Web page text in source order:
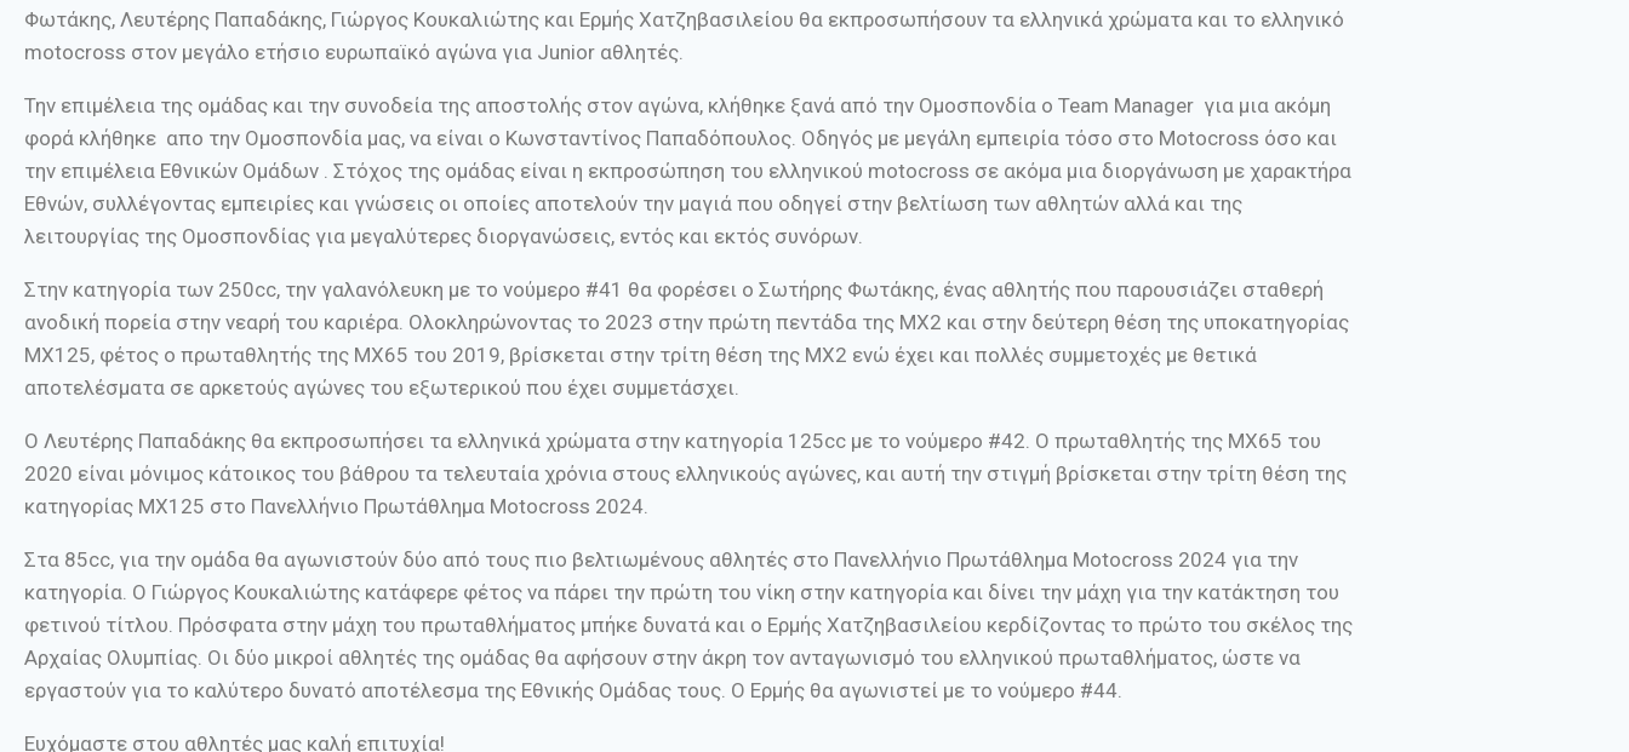
Φωτάκης, Λευτέρης Παπαδάκης, Γιώργος Κουκαλιώτης και Ερμής Χατζηβασιλείου θα εκπροσωπήσουν τα ελληνικά χρώματα και το ελληνικό
motocross στον μεγάλο ετήσιο ευρωπαϊκό αγώνα για Junior αθλητές.
Την επιμέλεια της ομάδας και την συνοδεία της αποστολής στον αγώνα, κλήθηκε ξανά από την Ομοσπονδία ο Team Manager για μια ακόμη
φορά κλήθηκε απο την Ομοσπονδία μας, να είναι ο Κωνσταντίνος Παπαδόπουλος. Οδηγός με μεγάλη εμπειρία τόσο στο Motocross όσο και
την επιμέλεια Εθνικών Ομάδων . Στόχος της ομάδας είναι η εκπροσώπηση του ελληνικού motocross σε ακόμα μια διοργάνωση με χαρακτήρα
Εθνών, συλλέγοντας εμπειρίες και γνώσεις οι οποίες αποτελούν την μαγιά που οδηγεί στην βελτίωση των αθλητών αλλά και της
λειτουργίας της Ομοσπονδίας για μεγαλύτερες διοργανώσεις, εντός και εκτός συνόρων.
Στην κατηγορία των 250cc, την γαλανόλευκη με το νούμερο #41 θα φορέσει ο Σωτήρης Φωτάκης, ένας αθλητής που παρουσιάζει σταθερή
ανοδική πορεία στην νεαρή του καριέρα. Ολοκληρώνοντας το 2023 στην πρώτη πεντάδα της ΜΧ2 και στην δεύτερη θέση της υποκατηγορίας
ΜΧ125, φέτος ο πρωταθλητής της ΜΧ65 του 2019, βρίσκεται στην τρίτη θέση της ΜΧ2 ενώ έχει και πολλές συμμετοχές με θετικά
αποτελέσματα σε αρκετούς αγώνες του εξωτερικού που έχει συμμετάσχει.
Ο Λευτέρης Παπαδάκης θα εκπροσωπήσει τα ελληνικά χρώματα στην κατηγορία 125cc με το νούμερο #42. Ο πρωταθλητής της ΜΧ65 του
2020 είναι μόνιμος κάτοικος του βάθρου τα τελευταία χρόνια στους ελληνικούς αγώνες, και αυτή την στιγμή βρίσκεται στην τρίτη θέση της
κατηγορίας ΜΧ125 στο Πανελλήνιο Πρωτάθλημα Motocross 2024.
Στα 85cc, για την ομάδα θα αγωνιστούν δύο από τους πιο βελτιωμένους αθλητές στο Πανελλήνιο Πρωτάθλημα Motocross 2024 για την
κατηγορία. Ο Γιώργος Κουκαλιώτης κατάφερε φέτος να πάρει την πρώτη του νίκη στην κατηγορία και δίνει την μάχη για την κατάκτηση του
φετινού τίτλου. Πρόσφατα στην μάχη του πρωταθλήματος μπήκε δυνατά και ο Ερμής Χατζηβασιλείου κερδίζοντας το πρώτο του σκέλος της
Αρχαίας Ολυμπίας. Οι δύο μικροί αθλητές της ομάδας θα αφήσουν στην άκρη τον ανταγωνισμό του ελληνικού πρωταθλήματος, ώστε να
εργαστούν για το καλύτερο δυνατό αποτέλεσμα της Εθνικής Ομάδας τους. Ο Ερμής θα αγωνιστεί με το νούμερο #44.
Ευχόμαστε στου αθλητές μας καλή επιτυχία!